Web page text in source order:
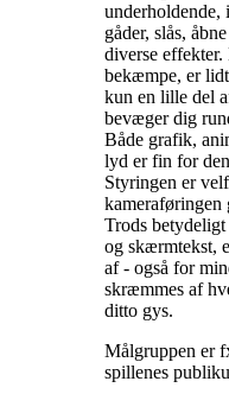
underholdende,
gåder, slås,
diverse
bekæmpe, er
kun en lille del
bevæger dig
Både grafik,
lyd er fin for
Styringen er
kameraføringen
Trods
og skærmtekst,
af - også for
skræmmes af
ditto gys.
Målgruppen er
spillenes